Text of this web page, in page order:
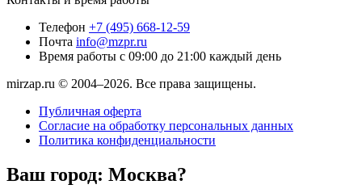
Телефон +7 (495) 668-12-59
Почта info@mzpr.ru
Время работы с 09:00 до 21:00 каждый день
mirzap.ru © 2004–2026. Все права защищены.
Публичная оферта
Согласие на обработку персональных данных
Политика конфиденциальности
Ваш город: Москва?